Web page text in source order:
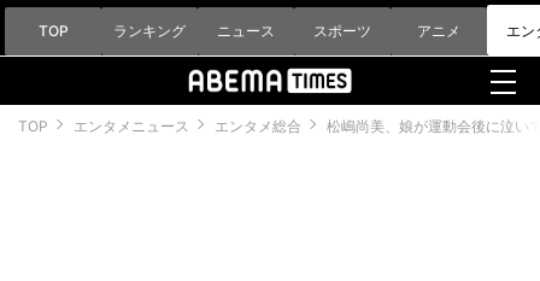
TOP ランキング ニュース スポーツ アニメ エン
TOP エンタメニュース エンタメ総合 松嶋尚美、娘が運動会後に泣い